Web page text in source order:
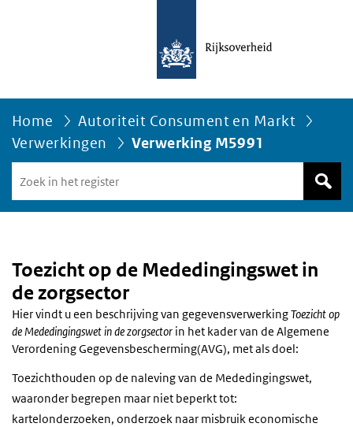
Home
Autoriteit Consument en Markt
Verwerkingen
Verwerking M5991
in
het
Toezicht op de Mededingingswet in
de zorgsector
Hier vindt u een beschrijving van gegevensverwerkingToezicht op
de Mededingingswet in de zorgsector in het kader van de Algemene
Verordening Gegevensbescherming(AVG), met als doel:
Toezichthouden op de naleving van de Mededingingswet,
waaronder begrepen maar niet beperkt tot:
kartelonderzoeken, onderzoek naar misbruik economische